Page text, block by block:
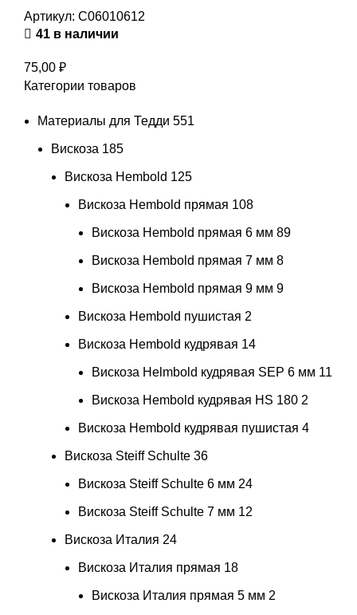
Артикул: С06010612
41 в наличии
75,00 ₽
Категории товаров
Материалы для Тедди 551
Вискоза 185
Вискоза Hembold 125
Вискоза Hembold прямая 108
Вискоза Hembold прямая 6 мм 89
Вискоза Hembold прямая 7 мм 8
Вискоза Hembold прямая 9 мм 9
Вискоза Hembold пушистая 2
Вискоза Hembold кудрявая 14
Вискоза Helmbold кудрявая SEP 6 мм 11
Вискоза Hembold кудрявая HS 180 2
Вискоза Hembold кудрявая пушистая 4
Вискоза Steiff Schulte 36
Вискоза Steiff Schulte 6 мм 24
Вискоза Steiff Schulte 7 мм 12
Вискоза Италия 24
Вискоза Италия прямая 18
Вискоза Италия прямая 5 мм 2